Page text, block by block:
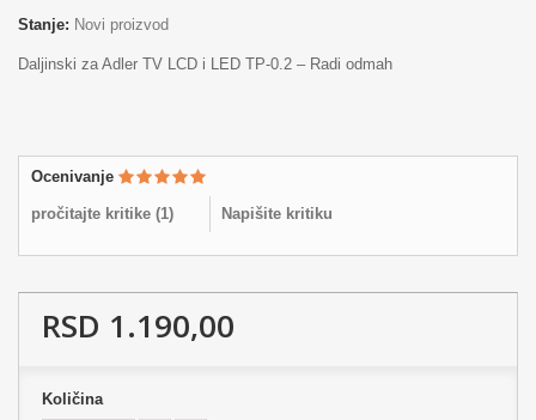
Stanje: Novi proizvod
Daljinski za Adler TV LCD i LED TP-0.2 – Radi odmah
Ocenivanje
pročitajte kritike (1) Napišite kritiku
RSD 1.190,00
Količina